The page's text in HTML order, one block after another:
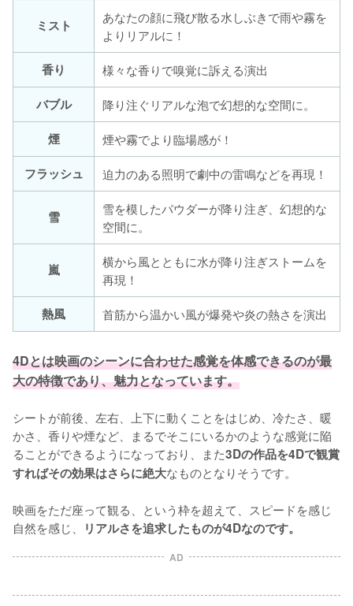
ミスト
あなたの顔に飛び散る水しぶきで雨や霧を
よりリアルに！
香り
様々な香りで嗅覚に訴える演出
バブル
降り注ぐリアルな泡で幻想的な空間に。
煙
煙や霧でより臨場感が！
フラッシュ
迫力のある照明で劇中の雷鳴などを再現！
雪
雪を模したパウダーが降り注ぎ、幻想的な
空間に。
嵐
横から風とともに水が降り注ぎストームを
再現！
熱風
首筋から温かい風が爆発や炎の熱さを演出
4Dとは映画のシーンに合わせた感覚を体感できるのが最
大の特徴であり、魅力となっています。
シートが前後、左右、上下に動くことをはじめ、冷たさ、暖
かさ、香りや煙など、まるでそこにいるかのような感覚に陥
ることができるようになっており、また3Dの作品を4Dで観賞
すればその効果はさらに絶大なものとなりそうです。
映画をただ座って観る、という枠を超えて、スピードを感じ
自然を感じ、
リアルさを追求したものが4Dなのです。
AD